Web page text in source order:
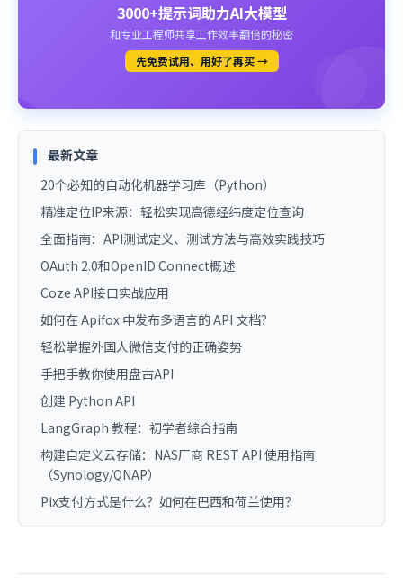
3000+提示词助力AI大模型
和专业工程师共享工作效率翻倍的秘密
先免费试用、用好了再买 →
最新文章
20个必知的自动化机器学习库（Python）
精准定位IP来源：轻松实现高德经纬度定位查询
全面指南：API测试定义、测试方法与高效实践技巧
OAuth 2.0和OpenID Connect概述
Coze API接口实战应用
如何在 Apifox 中发布多语言的 API 文档？
轻松掌握外国人微信支付的正确姿势
手把手教你使用盘古API
创建 Python API
LangGraph 教程：初学者综合指南
构建自定义云存储：NAS厂商 REST API 使用指南
（Synology/QNAP）
Pix支付方式是什么？如何在巴西和荷兰使用？